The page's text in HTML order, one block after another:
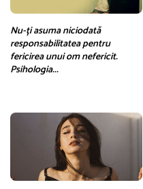
Nu-ți asuma niciodată
responsabilitatea pentru
fericirea unui om nefericit.
Psihologia...